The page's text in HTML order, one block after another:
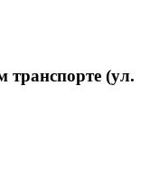
транспорте (ул.